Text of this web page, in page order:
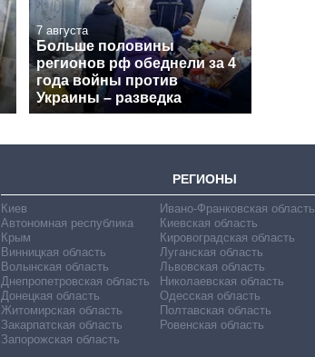
7 августа
Больше половины
регионов рф обеднели за 4
года войны против
Украины – разведка
РЕГИОНЫ
Киев
Автономная республика
Крым
Винницкая область
Волынская область
Днепропетровская область
Донецкая область
Житомирская область
Закарпатская область
Запорожская область
Ивано-Франковская область
Киевская область
Кировоградская область
Луганская область
Львовская область
Николаевская область
Одесская область
Полтавская область
Ровенская область